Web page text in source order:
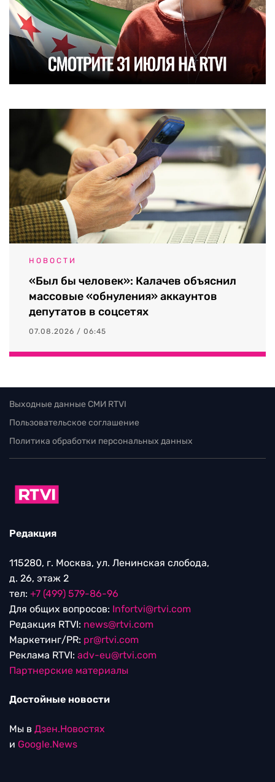
НОВОСТИ
«Был бы человек»: Калачев объяснил
массовые «обнуления» аккаунтов
депутатов в соцсетях
07.08.2026 / 06:45
Выходные данные СМИ RTVI
Пользовательское соглашение
Политика обработки персональных данных
Редакция
115280, г. Москва, ул. Ленинская слобода,
д. 26, этаж 2
тел: +7 (499) 579-86-96
Для общих вопросов: Infortvi@rtvi.com
Редакция RTVI: news@rtvi.com
Маркетинг/PR: pr@rtvi.com
Реклама RTVI: adv-eu@rtvi.com
Партнерские материалы
Достойные новости
Мы в Дзен.Новостях
и Google.News